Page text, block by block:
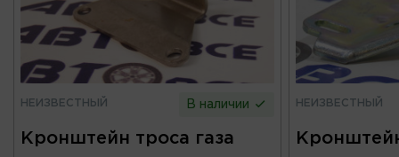
НЕИЗВЕСТНЫЙ В наличии
Кронштейн троса газа
НЕИЗВЕСТНЫЙ